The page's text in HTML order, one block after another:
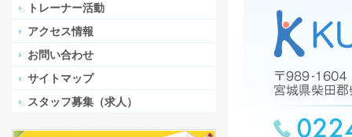
トレーナー活動
アクセス情報
お問い合わせ
サイトマップ
スタッフ募集（求人）